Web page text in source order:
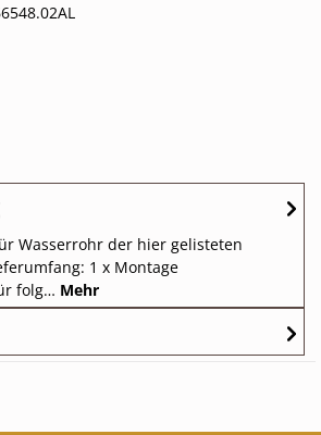
Wasserrohr der hier gelisteten
1 x Montage
folg… Mehr